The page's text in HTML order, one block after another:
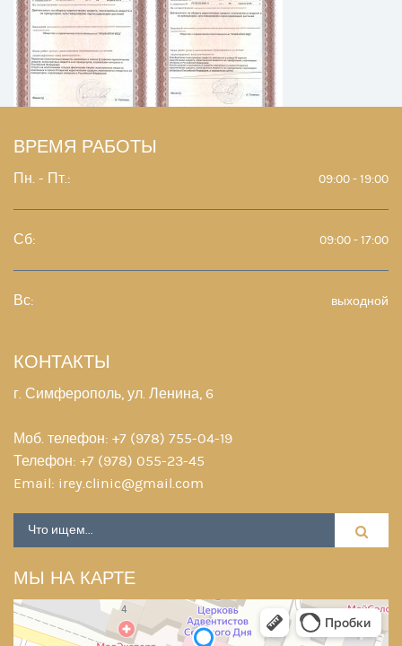
ВРЕМЯ РАБОТЫ
Пн. - Пт.: 09:00 - 19:00
Сб: 09:00 - 17:00
Вс: выходной
КОНТАКТЫ
г. Симферополь, ул. Ленина, 6
Моб. телефон: +7 (978) 755-04-19
Телефон: +7 (978) 055-23-45
Email: irey.clinic@gmail.com
МЫ НА КАРТЕ